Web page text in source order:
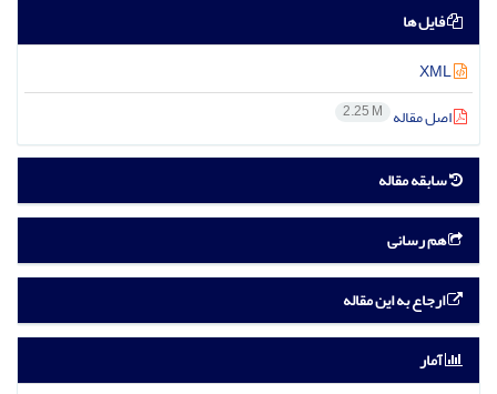
فایل ها
اصل مقاله 2.25 M
سابقه مقاله
هم رسانی
ارجاع به این مقاله
آمار